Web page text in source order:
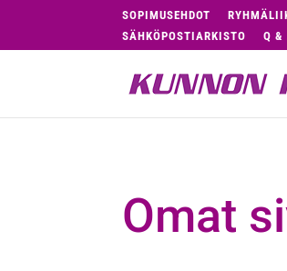
SOPIMUSEHDOT
SÄHKÖPOSTIARKISTO
Q &
Omat